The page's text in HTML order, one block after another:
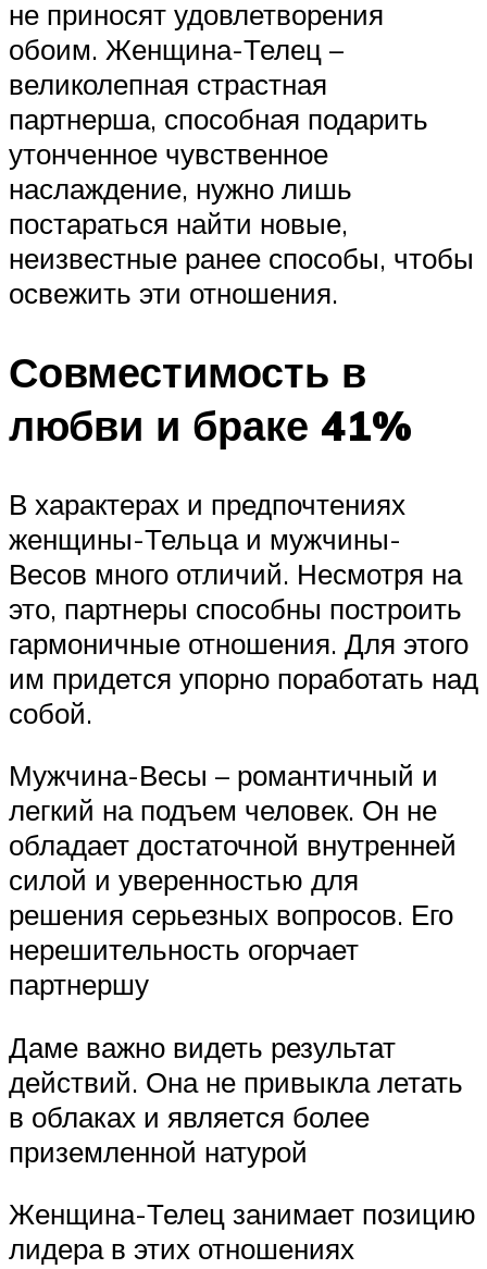
не приносят удовлетворения
обоим. Женщина-Телец –
великолепная страстная
партнерша, способная подарить
утонченное чувственное
наслаждение, нужно лишь
постараться найти новые,
неизвестные ранее способы, чтобы
освежить эти отношения.
Совместимость в
любви и браке 41%
В характерах и предпочтениях
женщины-Тельца и мужчины-
Весов много отличий. Несмотря на
это, партнеры способны построить
гармоничные отношения. Для этого
им придется упорно поработать над
собой.
Мужчина-Весы – романтичный и
легкий на подъем человек. Он не
обладает достаточной внутренней
силой и уверенностью для
решения серьезных вопросов. Его
нерешительность огорчает
партнершу
Даме важно видеть результат
действий. Она не привыкла летать
в облаках и является более
приземленной натурой
Женщина-Телец занимает позицию
лидера в этих отношениях